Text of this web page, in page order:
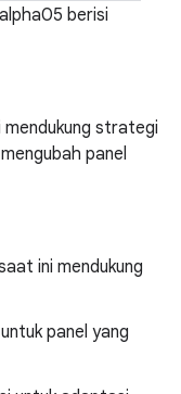
berisi
strategi
panel
ini mendukung
panel yang